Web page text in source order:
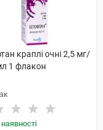
краплі очні 2,5 мг/
1 флакон